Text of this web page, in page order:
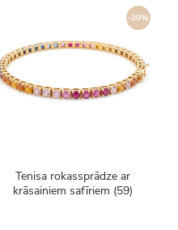
-20%
Tenisa rokassprādze ar
krāsainiem safīriem (59)